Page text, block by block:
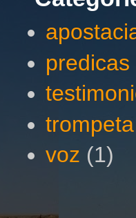
predicas
trompeta
voz (1)